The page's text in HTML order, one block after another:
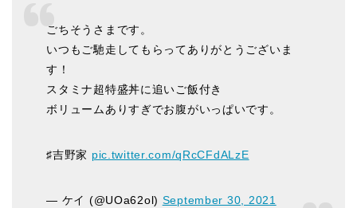
ごちそうさまです。
いつもご馳走してもらってありがとうございま
す！
スタミナ超特盛丼に追いご飯付き
ボリュームありすぎでお腹がいっぱいです。
♯吉野家 pic.twitter.com/qRcCFdALzE
— ケイ (@UOa62ol) September 30, 2021